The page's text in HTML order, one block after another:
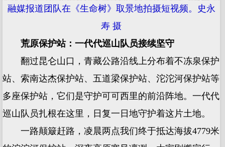
融媒报道团队在《生命树》取景地拍摄短视频。史永
寿 摄
荒原保护站：一代代巡山队员接续坚守
翻过昆仑山口，青藏公路沿线上分布着不冻泉保护
站、索南达杰保护站、五道梁保护站、沱沱河保护站等
多座保护站，它们是守护可可西里的前沿阵地。一代代
巡山队员扎根在这里，日复一日地守护着这片土地。
一路颠簸赶路，凌晨两点我们终于抵达海拔4779米